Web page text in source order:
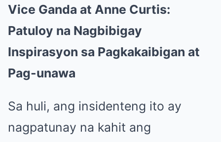
Vice Ganda at Anne Curtis:
Patuloy na Nagbibigay
Inspirasyon sa Pagkakaibigan at
Pag-unawa
Sa huli, ang insidenteng ito ay
nagpatunay na kahit ang